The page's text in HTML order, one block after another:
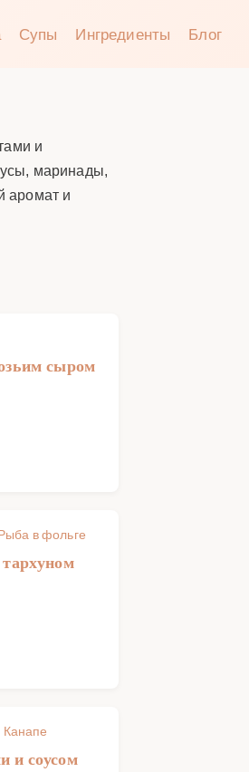
Супы Ингредиенты Блог
и
маринады,
аромат и
сыром
в фольге
Канапе
и соусом